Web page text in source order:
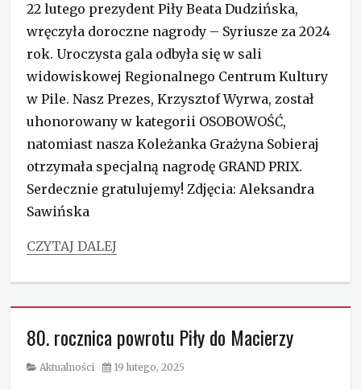
22 lutego prezydent Piły Beata Dudzińska,
wręczyła doroczne nagrody – Syriusze za 2024
rok. Uroczysta gala odbyła się w sali
widowiskowej Regionalnego Centrum Kultury
w Pile. Nasz Prezes, Krzysztof Wyrwa, został
uhonorowany w kategorii OSOBOWOŚĆ,
natomiast nasza Koleżanka Grażyna Sobieraj
otrzymała specjalną nagrodę GRAND PRIX.
Serdecznie gratulujemy! Zdjęcia: Aleksandra
Sawińska
CZYTAJ DALEJ
Aktualności
80. rocznica powrotu Piły do Macierzy
Category
Aktualności
Posted
19 lutego, 2025